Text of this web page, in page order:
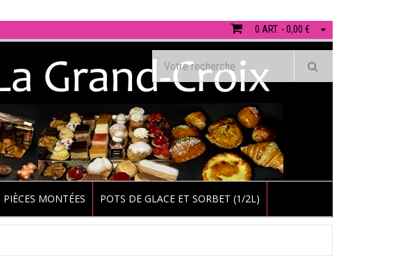
0 ART. - 0,00 €
PIÈCES MONTÉES POTS DE GLACE ET SORBET (1/2L)